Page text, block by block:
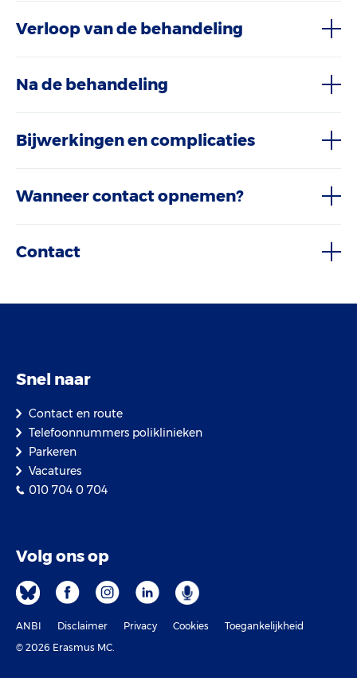
Verloop van de behandeling
Na de behandeling
Bijwerkingen en complicaties
Wanneer contact opnemen?
Contact
Snel naar
Contact en route
Telefoonnummers poliklinieken
Parkeren
Vacatures
010 704 0 704
Volg ons op
ANBI Disclaimer Privacy Cookies
Toegankelijkheid
© 2026 Erasmus MC.